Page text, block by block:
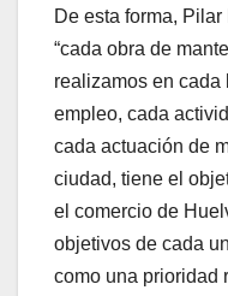
De esta forma,
“cada obra de
realizamos en cada
empleo, cada
cada actuación de
ciudad, tiene el
el comercio de
objetivos de cada
como una prioridad